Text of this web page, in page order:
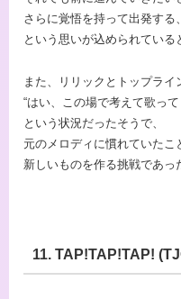
さらに覚悟を持って出発する、
という思いが込められている
また、リリックとトップライ
“はい、この場で考えて歌って
という状況だったそうで、
元のメロディに慣れていたこ
新しいものを作る挑戦であっ
11. TAP!TAP!TAP!